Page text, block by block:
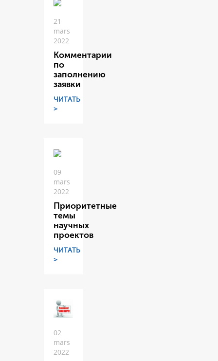
21
mars
2022
Комментарии
по
заполнению
заявки
ЧИТАТЬ
>
09
mars
2022
Приоритетные
темы
научных
проектов
ЧИТАТЬ
>
02
mars
2022